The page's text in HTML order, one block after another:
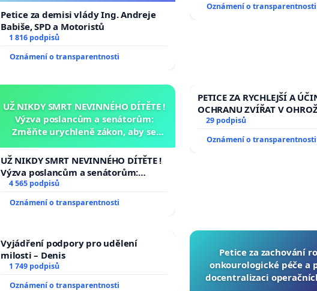
Petice za demisi vlády Ing. Andreje
Babiše, SPD a Motoristů
1 816 podpisů
Oznámení o transparentnosti
Oznámení o transparentnosti
UŽ NIKDY SMRT NEVINNÉHO DÍTĚTE !
Výzva poslancům a senátorům:
Změňte urychleně zákon, aby se
opakovat!
UŽ NIKDY SMRT NEVINNÉHO DÍTĚTE !
Výzva poslancům a senátorům:
Změňte urychleně zákon, aby se
opakovat!
4 565 podpisů
Oznámení o transparentnosti
PETICE ZA RYCHLEJŠÍ A
OCHRANU ZVÍŘAT V
29 podpisů
Oznámení o transparentnosti
Vyjádření podpory pro udělení
milosti – Denis
1 749 podpisů
Oznámení o transparentnosti
Petice za zachování
onkourologické péče a
docentralizaci